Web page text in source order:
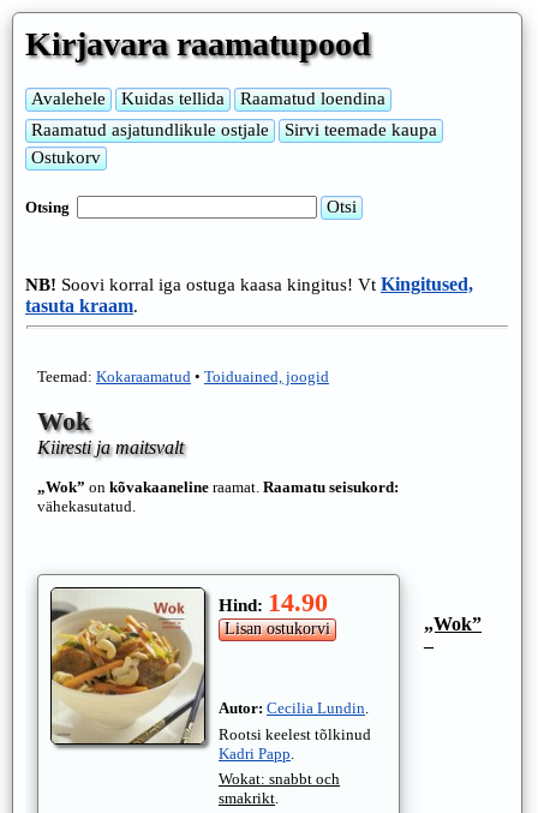
Kirjavara raamatupood
Otsing
NB! Soovi korral iga ostuga kaasa kingitus! Vt Kingitused,
tasuta kraam.
Teemad: Kokaraamatud • Toiduained, joogid
Wok
Kiiresti ja maitsvalt
„Wok” on kõvakaaneline raamat. Raamatu seisukord:
vähekasutatud.
Hind: 14.90
Autor: Cecilia Lundin.
Rootsi keelest tõlkinud
Kadri Papp.
Wokat: snabbt och
smakrikt.
„Wok”
–